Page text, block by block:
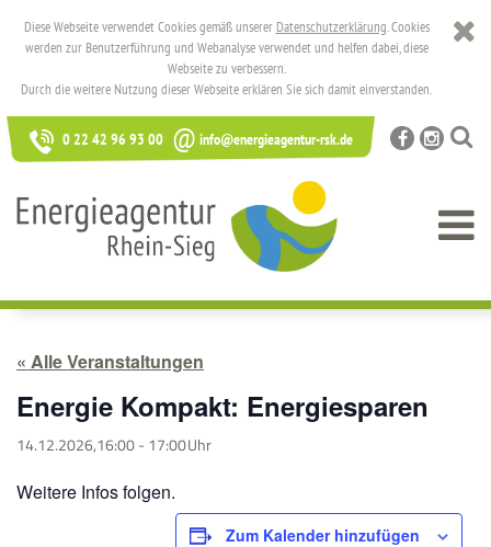
0 22 42 96 93 00 @ info@energieagentur-rsk.de
« Alle Veranstaltungen
Energie Kompakt: Energiesparen
14.12.2026,16:00- 17:00
Weitere Infos folgen.
Zum Kalender hinzufügen
Diese Webseite verwendet Cookies gemäß unserer Datenschutzerklärung. Cookies
werden zur Benutzerführung und Webanalyse verwendet und helfen dabei, diese
Webseite zu verbessern.
Durch die weitere Nutzung dieser Webseite erklären Sie sich damit einverstanden.